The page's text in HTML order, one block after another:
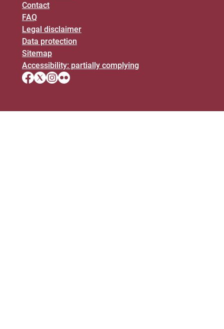
Contact
FAQ
Legal disclaimer
Data protection
Sitemap
Accessibility: partially complying